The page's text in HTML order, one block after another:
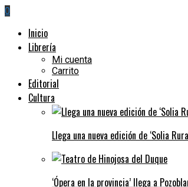
0
Inicio
Librería
Mi cuenta
Carrito
Editorial
Cultura
Llega una nueva edición de ‘Solia
‘Ópera en la provincia’ llega a